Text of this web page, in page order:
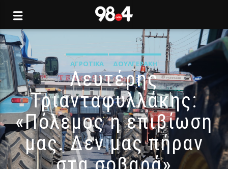
ΑΓΡΟΤΙΚΆ ΔΟΥΛΓΕΡΆΚΗ
Λευτέρης
Τριανταφυλλάκης:
«Πόλεμος η επιβίωση
μας. Δεν μας πήραν